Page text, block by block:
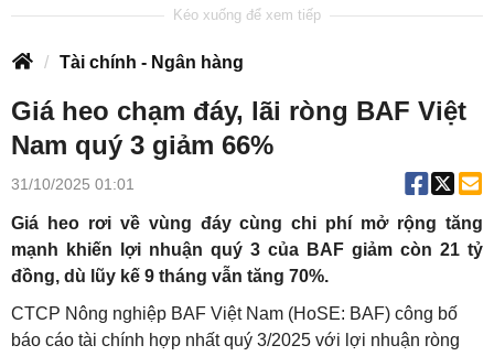
Tài chính - Ngân hàng
Giá heo chạm đáy, lãi ròng BAF Việt
Nam quý 3 giảm 66%
31/10/2025 01:01
Giá heo rơi về vùng đáy cùng chi phí mở rộng tăng
mạnh khiến lợi nhuận quý 3 của BAF giảm còn 21 tỷ
đồng, dù lũy kế 9 tháng vẫn tăng 70%.
CTCP Nông nghiệp BAF Việt Nam (HoSE: BAF) công bố
báo cáo tài chính hợp nhất quý 3/2025 với lợi nhuận ròng